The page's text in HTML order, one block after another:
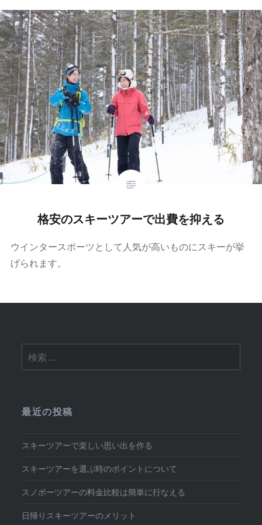
格安のスキーツアーで出費を抑える
ウインタースポーツとして人気が高いものにスキーが挙
げられます。
索:
最近の投稿
スキーツアーで楽しい思い出を作る
スキーツアーを選ぶ時のポイントについて
スノボーツアーの料金比較は簡単に行なえる
日帰りスキーツアーのメリット